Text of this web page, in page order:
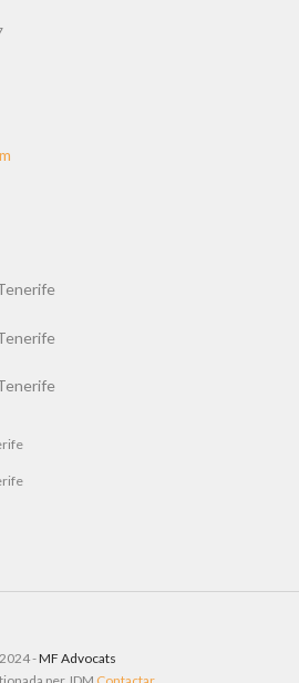
-MF Advocats